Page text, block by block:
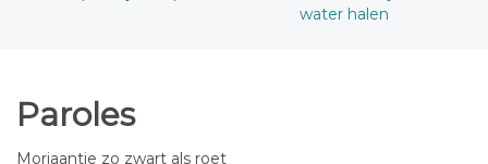
water halen
Paroles
Moriaantje zo zwart als roet